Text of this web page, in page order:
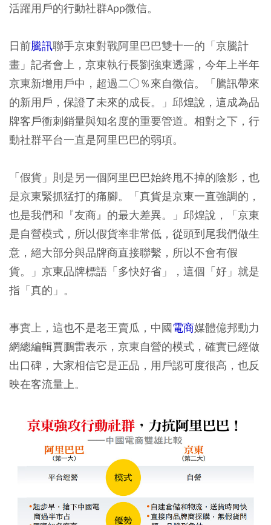
活躍用戶的行動社群App微信。
日前騰訊聯手京東對戰阿里巴巴雙十一的「京騰計
畫」記者會上，京東執行長劉強東透露，今年上半年
京東新增用戶中，超過二○％來自微信。「騰訊帶來
的新用戶，保證了未來的成長。」邱煌說，這成為品
牌客戶衝刺銷量與知名度的重要管道。相對之下，行
動社群平台一直是阿里巴巴的弱項。
「假貨」則是另一個阿里巴巴始終甩不掉的陰影，也
是京東緊抓猛打的痛腳。「真貨是京東一直強調的，
也是我們和『友商』的最大差異。」邱煌說，「京東
是自營模式，所以假貨率非常低，從頭到尾我們做生
意，絕大部分與品牌商直接聯繫，所以不會有假
貨。」京東品牌標語「多快好省」，這個「好」就是
指「真的」。
事實上，這也不是老王賣瓜，中國電商媒體億邦動力
網總編輯賈鵬雷表示，京東自營的模式，確實已經做
出口碑，大家相信它是正品，用戶認可度很高，也反
映在客流量上。